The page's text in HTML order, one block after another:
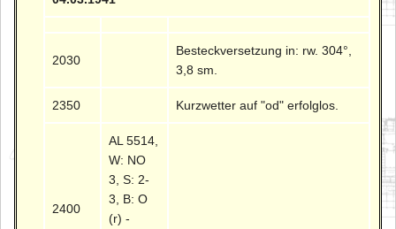
2030
Besteckversetzung in: rw. 304°,
3,8 sm.
2350 Kurzwetter auf "od" erfolglos.
2400
AL 5514,
W: NO
3, S: 2-
3, B: O
(r) -